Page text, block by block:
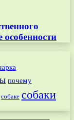
особенности
почему
собаке собаки